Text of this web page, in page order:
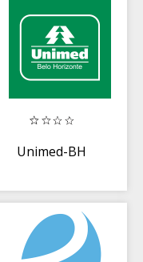
Unimed-BH